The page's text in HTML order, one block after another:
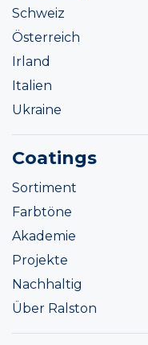
Schweiz
Österreich
Irland
Italien
Ukraine
Coatings
Sortiment
Farbtöne
Akademie
Projekte
Nachhaltig
Über Ralston